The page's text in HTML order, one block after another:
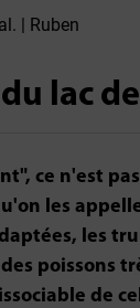
| Ruben
lac
ce n'est
les
les
poissons
de